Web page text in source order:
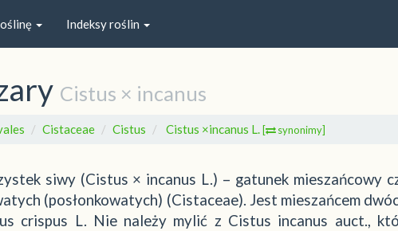
Indeksy roślin
Cistus × incanus
Cistaceae Cistus Cistus ×incanus L. [ synonimy]
siwy (Cistus × incanus L.) – gatunek mieszańcowy
(posłonkowatych) (Cistaceae). Jest mieszańcem
crispus L. Nie należy mylić z Cistus incanus auct.,